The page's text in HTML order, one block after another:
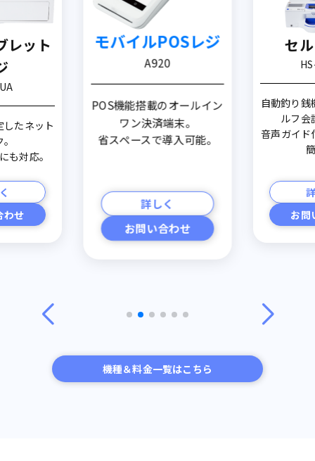
レット
したネット
も対応。
わせ
モバイルPOSレジ
A920
POS機能搭載のオールイン
ワン決済端末。
省スペースで導入可能。
詳しく
お問い合わせ
セ
自動釣り銭
ルフ会
音声ガイド
お問
機種＆料金一覧はこちら